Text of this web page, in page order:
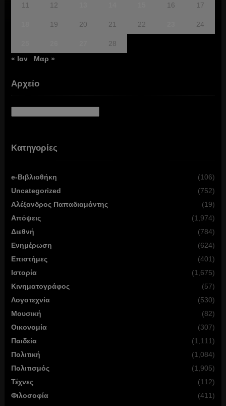
11 12 16 17
19 20 21 22 24
28
« Ιαν
Μαρ »
Αρχείο
Κατηγορίες
e-Βιβλιοθήκη
(106)
Uncategorized
(752)
Αλέξανδρος Παπαδιαμάντης
(19)
Απόψεις
(1,974)
Διεθνή
(784)
Ενημέρωση
(624)
Επιστήμες
(401)
Ιστορία
(1,675)
Κινηματογράφος
(57)
Λογοτεχνία
(530)
Μουσική
(82)
Οικονομία
(307)
Παιδεία
(1,111)
Πολιτική
(1,084)
Πολιτισμός
(1,905)
Τέχνες
(112)
Φιλοσοφία
(411)